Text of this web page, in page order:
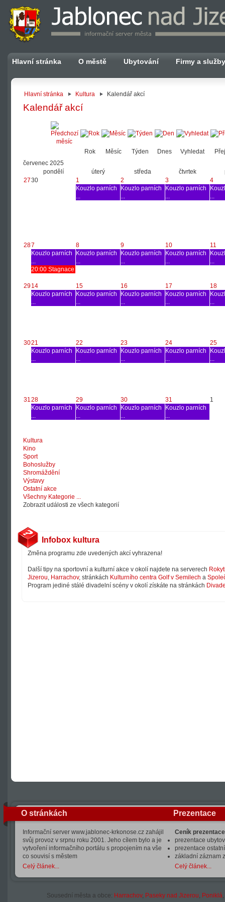
Hlavní stránka O městě Ubytování Firmy a služby
Hlavní stránka Kultura Kalendář akcí
Kalendář akcí
Rok Měsíc Týden Dnes Vyhledat
červenec 2025
pondělí
úterý středa čtvrtek
2730
1
Kouzlo parních
...
2
Kouzlo parních
...
3
Kouzlo parních
...
4
...
287
Kouzlo parních
...
20:00 Stagnace
8
Kouzlo parních
...
9
Kouzlo parních
...
10
Kouzlo parních
...
11
...
2914
Kouzlo parních
...
15
Kouzlo parních
...
16
Kouzlo parních
...
17
Kouzlo parních
...
18
...
3021
Kouzlo parních
...
22
Kouzlo parních
...
23
Kouzlo parních
...
24
Kouzlo parních
...
25
...
3128
Kouzlo parních
...
29
Kouzlo parních
...
30
Kouzlo parních
...
31
Kouzlo parních
...
1
Kultura
Kino
Sport
Bohoslužby
Shromáždění
Výstavy
Ostatní akce
Všechny Kategorie ...
Zobrazit události ze všech kategorií
Infobox kultura
Změna programu zde uvedených akcí vyhrazena!
Další tipy na sportovní a kulturní akce v okolí najdete na serverech
Jizerou, Harrachov, stránkách Kulturního centra Golf v Semilech a
Program jediné stálé divadelní scény v okolí získáte na stránkách
O stránkách
Informační server www.jablonec-krkonose.cz zahájil
svůj provoz v srpnu roku 2001. Jeho cílem bylo a je
vytvoření informačního portálu s propojením na vše
co souvisí s městem
Celý článek...
Prezentace
Ceník
prezentace
prezentace
základní záznam
Celý článek...
Sousední města a obce: Harrachov, Paseky nad Jizerou, Poniklá,